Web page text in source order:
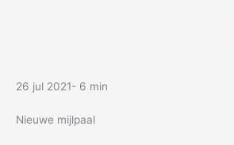
26 jul 2021- 6 min
Nieuwe mijlpaal